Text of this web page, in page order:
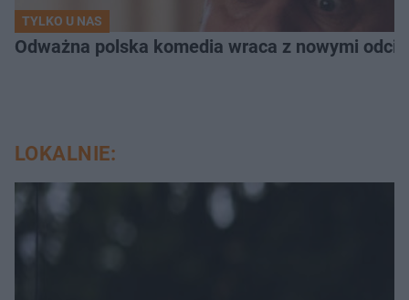
TYLKO U NAS
Odważna polska komedia wraca z nowymi
LOKALNIE: